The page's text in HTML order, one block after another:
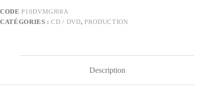
SPINDLE
4.7GB
CODEP10DVMGJ08A
CATÉGORIES :CD / DVD, PRODUCTION
Description